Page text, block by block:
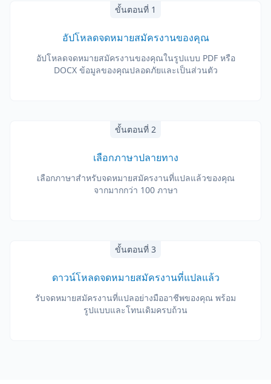
ขั้นตอนที่ 1
อัปโหลดจดหมายสมัครงานของคุณ
อัปโหลดจดหมายสมัครงานของคุณในรูปแบบ PDF หรือ
DOCX ข้อมูลของคุณปลอดภัยและเป็นส่วนตัว
ขั้นตอนที่ 2
เลือกภาษาปลายทาง
เลือกภาษาสำหรับจดหมายสมัครงานที่แปลแล้วของคุณ
จากมากกว่า 100 ภาษา
ขั้นตอนที่ 3
ดาวน์โหลดจดหมายสมัครงานที่แปลแล้ว
รับจดหมายสมัครงานที่แปลอย่างมืออาชีพของคุณ พร้อม
รูปแบบและโทนเดิมครบถ้วน